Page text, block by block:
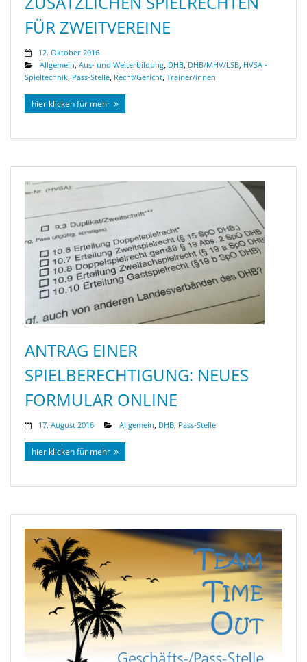
FÜR ZWEITVEREINE
12. Oktober 2016
Allgemein, Aus- und Weiterbildung, DHB, DHB/MHV/LSB, HVSA -
Spieltechnik, Pass-Stelle, Recht/Gericht, Trainer/innen
hier klicken für mehr
ANTRAG EINER
SPIELBERECHTIGUNG: NEUES
FORMULAR ONLINE
17. August 2016 Allgemein, DHB, Pass-Stelle
hier klicken für mehr